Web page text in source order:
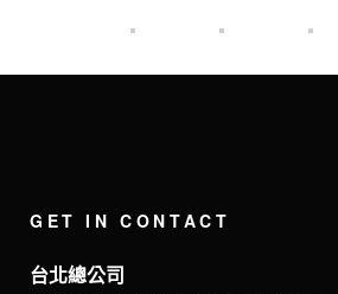
GET IN CONTACT
台北總公司